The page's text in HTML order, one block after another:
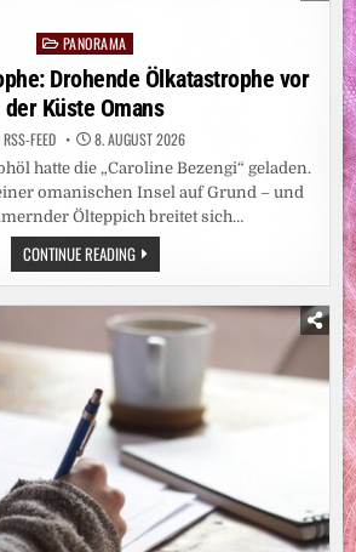
WENN
MAN
SICH
EINE
WASCHMASCHINE
KAUFT“
Posted
in
PANORAMA
Drohende Ölkatastrophe vor
der Küste Omans
RSS-FEED 8. AUGUST 2026
hatte die „Caroline Bezengi“ geladen.
omanischen Insel auf Grund – und
Ölteppich breitet sich…
CONTINUE READINGUMWELTKATASTROPHE:
DROHENDE
ÖLKATASTROPHE
DER
KÜSTE
OMANS